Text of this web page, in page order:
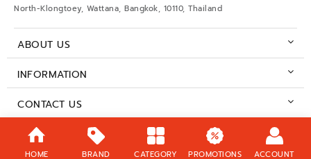
HOME BRAND CATEGORY PROMOTIONS ACCOUNT
North-Klongtoey, Wattana, Bangkok, 10110, Thailand
ABOUT US
INFORMATION
CONTACT US
BUSINESS HOURS